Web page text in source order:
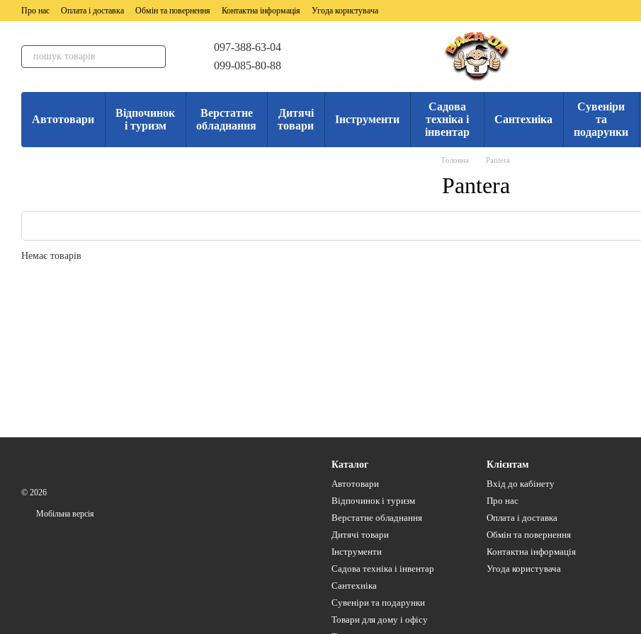
Перейти до основного контенту
Про нас Оплата і доставка Обмін та повернення Контактна інформація Угода користувача
097-388-63-04
099-085-80-88
Автотовари
Відпочинок
і туризм
Верстатне
обладнання
Дитячі
товари
Інструменти
Садова
техніка і
інвентар
Сантехніка
Сувеніри
та
подарунки
Головна Pantera
Pantera
Немає товарів
© 2026
Мобільна версія
Каталог
Автотовари
Відпочинок і туризм
Верстатне обладнання
Дитячі товари
Інструменти
Садова техніка і інвентар
Сантехніка
Сувеніри та подарунки
Товари для дому і офісу
Клієнтам
Вхід до кабінету
Про нас
Оплата і доставка
Обмін та повернення
Контактна інформація
Угода користувача